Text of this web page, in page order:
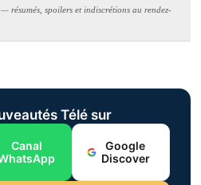
résumés, spoilers et indiscrétions au rendez-
Télé sur
Canal
Google
Discover